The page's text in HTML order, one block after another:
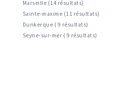
Marseille (14 résultats)
Sainte-maxime (11 résultats)
Dunkerque ( 9 résultats)
Seyne-sur-mer ( 9 résultats)